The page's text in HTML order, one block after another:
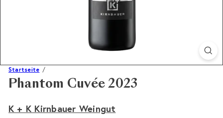
Startseite
Phantom Cuvée 2023
K + K Kirnbauer Weingut